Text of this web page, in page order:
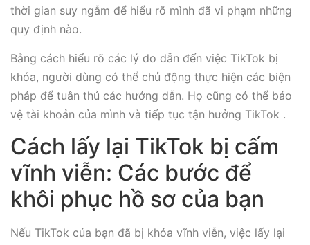
thời gian suy ngẫm để hiểu rõ mình đã vi phạm những
quy định nào.
Bằng cách hiểu rõ các lý do dẫn đến việc TikTok bị
khóa, người dùng có thể chủ động thực hiện các biện
pháp để tuân thủ các hướng dẫn. Họ cũng có thể bảo
vệ tài khoản của mình và tiếp tục tận hưởng TikTok .
Cách lấy lại TikTok bị cấm
vĩnh viễn: Các bước để
khôi phục hồ sơ của bạn
Nếu TikTok của bạn đã bị khóa vĩnh viễn, việc lấy lại